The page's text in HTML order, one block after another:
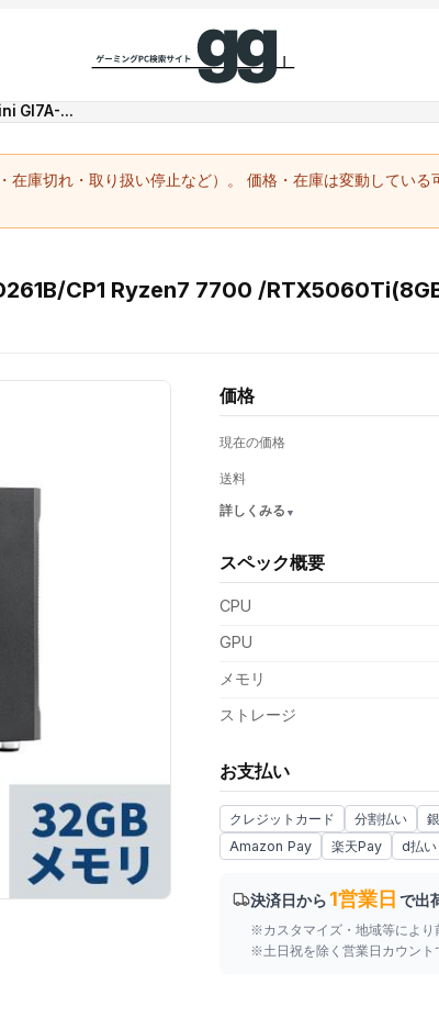
GI7A-...
在庫切れ・取り扱い停止など）。 価格・在庫は変動してい
CP1 Ryzen7 7700 /
価格
現在の価格
送料
詳しくみる
支払い額（値引き・送料込み）
スペック概要
CPU
GPU
メモリ
ストレージ
お支払い
クレジットカード 分割払い
Amazon Pay
楽天Pay d払い
決済日から 1営業日 で出
※カスタマイズ・地域等により
※土日祝を除く営業日カウント